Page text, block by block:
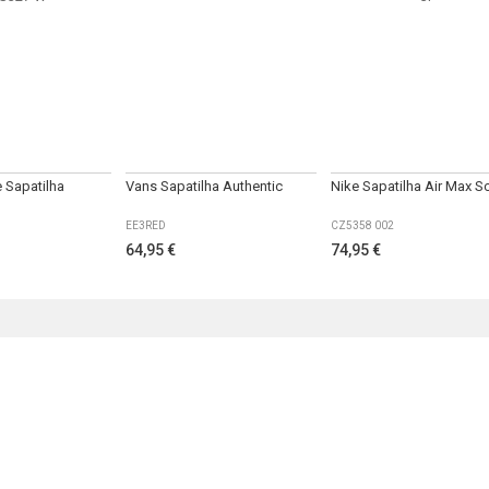
Sapatilha Vans Sapatilha Authentic
EE3RED
64,95 €
Nike Sapatilha Air Max
CZ5358 002
74,95 €